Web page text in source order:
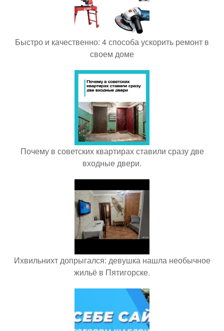
Быстро и качественно: 4 способа ускорить ремонт в
своем доме
Почему в советских квартирах ставили сразу две
входные двери.
Ихвильнихт допрыгался: девушка нашла необычное
жильё в Пятигорске.